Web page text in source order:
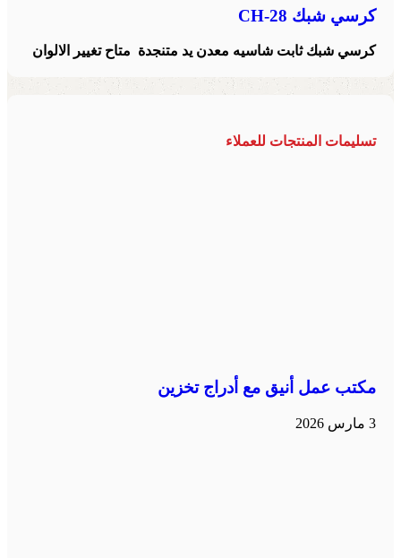
كرسي شبك CH-28
كرسي شبك ثابت شاسيه معدن يد متنجدة متاح تغيير الالوان
تسليمات المنتجات للعملاء
مكتب عمل أنيق مع أدراج تخزين
3 مارس 2026